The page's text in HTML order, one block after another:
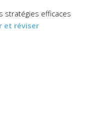
stratégies efficaces
et réviser